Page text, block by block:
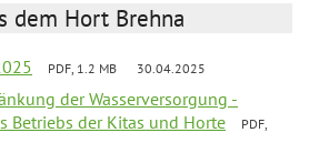
dem Hort Brehna
PDF, 1.2 MB 30.04.2025
der Wasserversorgung -
Betriebs der Kitas und Horte
PDF,